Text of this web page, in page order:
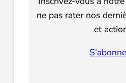
ne pas rater nos
et